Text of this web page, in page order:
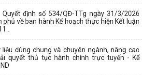
định số 534/QĐ-TTg ngày 31/3/2026
về ban hành Kế hoạch thực hiện Kết luận
dùng chung và chuyên ngành, nâng cao
quyết thủ tục hành chính trực tuyến - Kế